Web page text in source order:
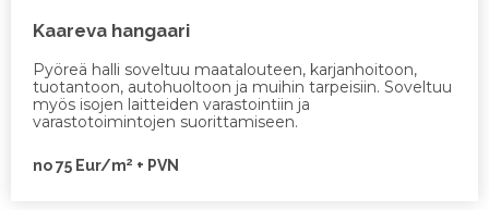
Kaareva hangaari
Pyöreä halli soveltuu maatalouteen, karjanhoitoon,
tuotantoon, autohuoltoon ja muihin tarpeisiin. Soveltuu
myös isojen laitteiden varastointiin ja
varastotoimintojen suorittamiseen.
no 75 Eur/m2 + PVN